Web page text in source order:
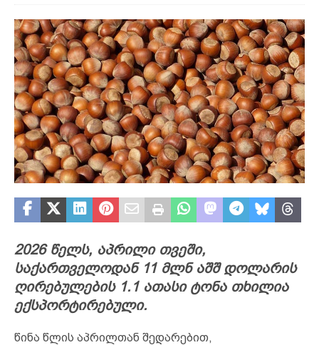
2026 წელს, აპრილი თვეში,
საქართველოდან 11 მლნ აშშ დოლარის
ღირებულების 1.1 ათასი ტონა თხილია
ექსპორტირებული.
წინა წლის აპრილთან შედარებით,